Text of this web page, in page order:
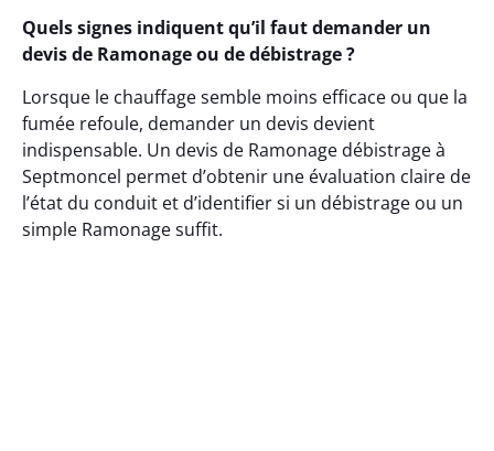
Quels signes indiquent qu’il faut demander un
devis de Ramonage ou de débistrage ?
Lorsque le chauffage semble moins efficace ou que la
fumée refoule, demander un devis devient
indispensable. Un devis de Ramonage débistrage à
Septmoncel permet d’obtenir une évaluation claire de
l’état du conduit et d’identifier si un débistrage ou un
simple Ramonage suffit.